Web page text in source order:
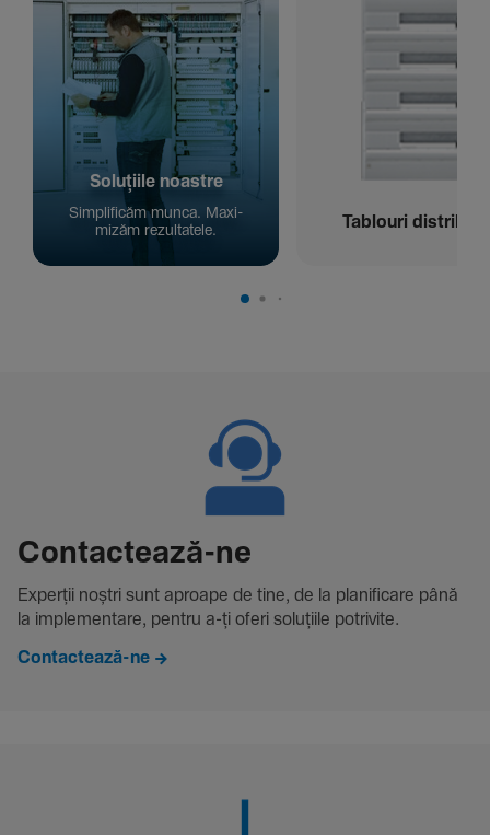
Solu­țiile noastre
Simpli­ficăm munca. Maxi­
mizăm rezul­ta­tele.
Tablouri
Contac­tează-ne
Experții noștri sunt aproape de tine, de la plani­fi­care până
la imple­men­tare, pentru a-ți oferi solu­țiile potri­vite.
Contactează-ne